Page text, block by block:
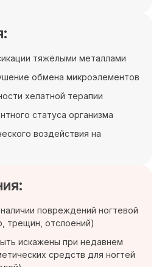
тяжёлыми металлами
обмена микроэлементов
хелатной терапии
статуса организма
воздействия на
повреждений ногтевой
трещин, отслоений)
искажены при недавнем
средств для ногтей